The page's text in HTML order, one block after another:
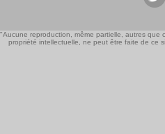
"Aucune reproduction, même partielle, autres que
propriété intellectuelle, ne peut être faite de ce